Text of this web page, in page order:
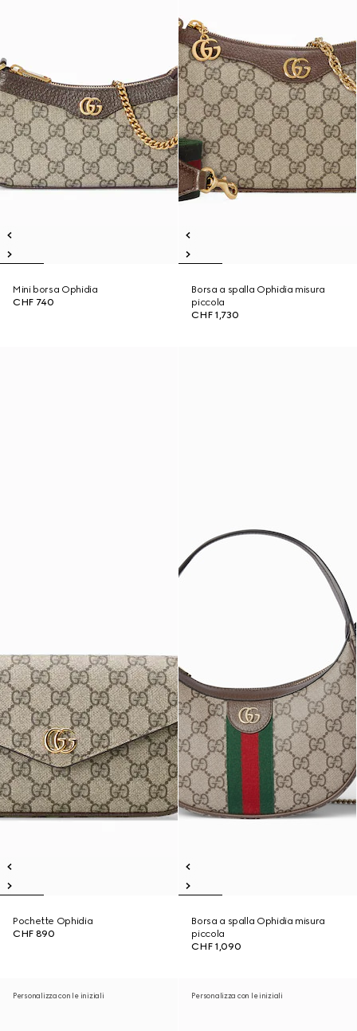
Mini borsa Ophidia
CHF 740
Borsa a spalla Ophidia misura
piccola
CHF 1,730
Pochette Ophidia
CHF 890
Borsa a spalla Ophidia misura
piccola
CHF 1,090
Personalizza con le iniziali Personalizza con le iniziali